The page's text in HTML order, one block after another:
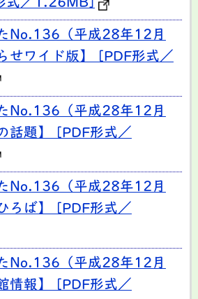
式／1.26MB]
No.136（平成28年12月
せワイド版】 [PDF形式／
No.136（平成28年12月
話題】 [PDF形式／
No.136（平成28年12月
ろば】 [PDF形式／
No.136（平成28年12月
情報】 [PDF形式／